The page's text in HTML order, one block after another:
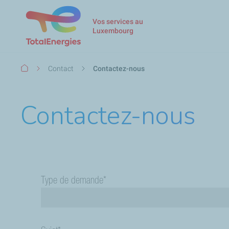
Vos services au
Luxembourg
Fil
Contact Contactez-nous
Contactez-nous